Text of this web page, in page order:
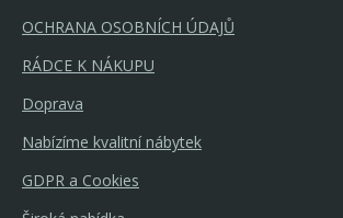
OCHRANA OSOBNÍCH ÚDAJŮ
RÁDCE K NÁKUPU
Doprava
Nabízíme kvalitní nábytek
GDPR a Cookies